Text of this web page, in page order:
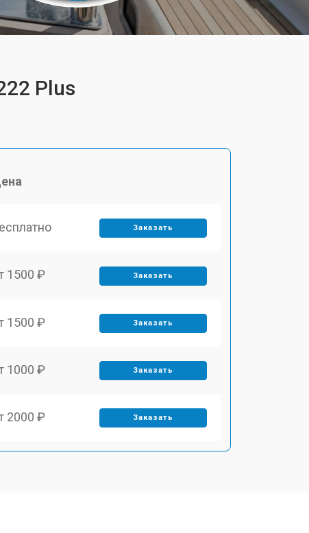
Plus
Заказать
1500 ₽ Заказать
1500 ₽ Заказать
1000 ₽ Заказать
2000 ₽ Заказать